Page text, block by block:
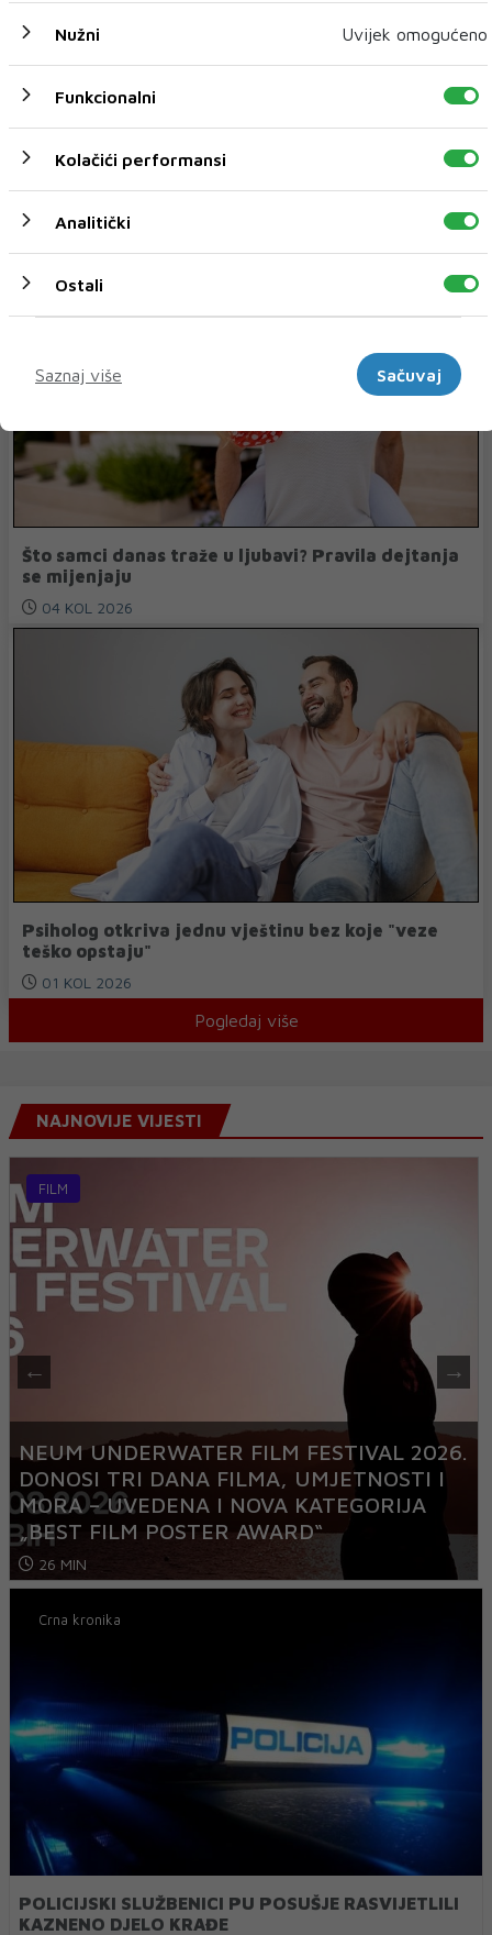
LJUBAV I SEKS
Što samci danas traže u ljubavi? Pravila dejtanja
se mijenjaju
04 KOL 2026
Psiholog otkriva jednu vještinu bez koje "veze
teško opstaju"
01 KOL 2026
Pogledaj više
NAJNOVIJE VIJESTI
FILM
NEUM UNDERWATER FILM FESTIVAL 2026.
DONOSI TRI DANA FILMA, UMJETNOSTI I
MORA – UVEDENA I NOVA KATEGORIJA
„BEST FILM POSTER AWARD“
26 MIN
Crna kronika
POLICIJSKI SLUŽBENICI PU POSUŠJE RASVIJETLILI
KAZNENO DJELO KRAĐE
Nužni Uvijek omogućeno
Funkcionalni
Kolačići performansi
Analitički
Ostali
Saznaj više
Sačuvaj